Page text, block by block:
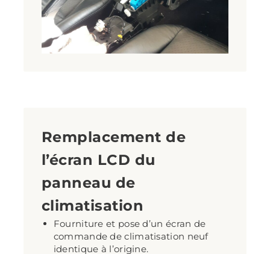
Remplacement de
l’écran LCD du
panneau de
climatisation
Fourniture et pose d’un écran de
commande de climatisation neuf
identique à l’origine.